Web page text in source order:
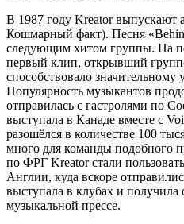
В 1987 году Kreator выпускают
Кошмарный факт). Песня
следующим хитом группы. На
первый клип, открывший
способствовало
Популярность музыкантов
отправилась с гастролями по
выступала в Канаде вместе с
разошёлся в количестве 100
много для команды подобного
по ФРГ Kreator стали
Англии, куда вскоре
выступала в клубах и получила
музыкальной прессе.